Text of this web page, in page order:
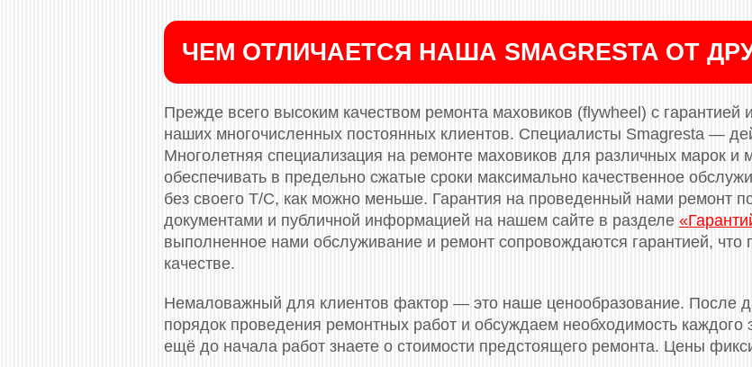
ЧЕМ ОТЛИЧАЕТСЯ НАША SMAGRESTA ОТ
Прежде всего высоким качеством ремонта маховиков (flywheel) с гарантией
наших многочисленных постоянных клиентов. Специалисты Smagresta —
Многолетняя специализация на ремонте маховиков для различных марок и
обеспечивать в предельно сжатые сроки максимально качественное
без своего Т/С, как можно меньше. Гарантия на проведенный нами ремонт
документами и публичной информацией на нашем сайте в разделе
выполненное нами обслуживание и ремонт сопровождаются гарантией, что
качестве.
Немаловажный для клиентов фактор — это наше ценообразование. После
порядок проведения ремонтных работ и обсуждаем необходимость каждого
ещё до начала работ знаете о стоимости предстоящего ремонта. Цены